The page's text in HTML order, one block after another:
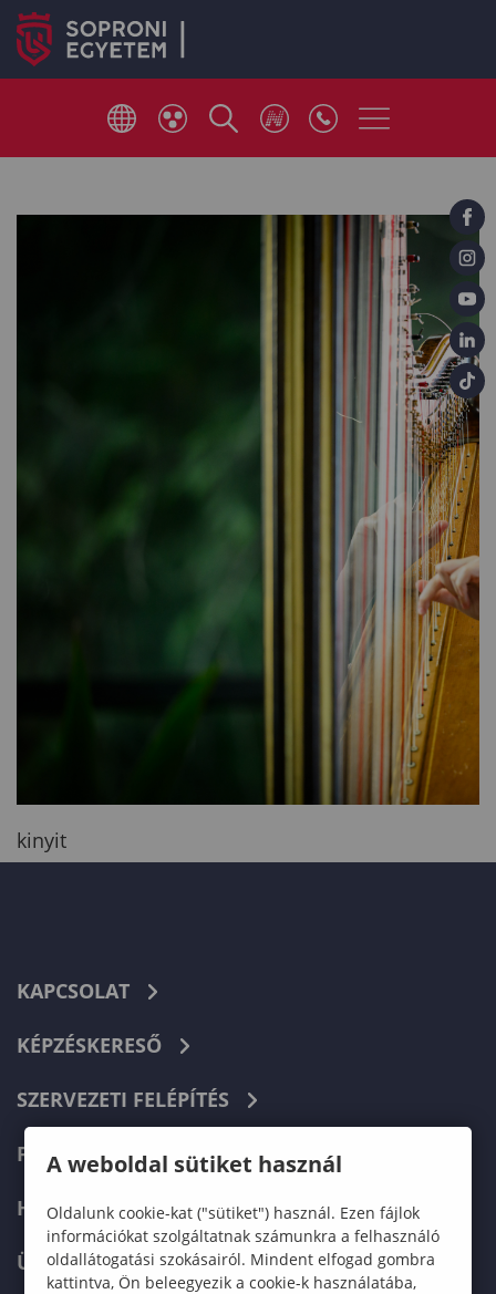
kinyit
KAPCSOLAT
KÉPZÉSKERESŐ
SZERVEZETI FELÉPÍTÉS
FELVÉTELIZŐKNEK
HALLGATÓKNAK
ÜZLETI PARTNEREKNEK
A weboldal sütiket használ
Oldalunk cookie-kat ("sütiket") használ. Ezen fájlok
információkat szolgáltatnak számunkra a felhasználó
oldallátogatási szokásairól. Mindent elfogad gombra
kattintva, Ön beleegyezik a cookie-k használatába,